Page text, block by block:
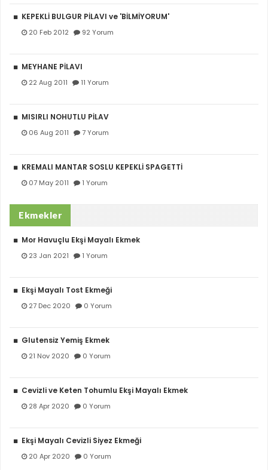
KEPEKLİ BULGUR PİLAVI ve 'BİLMİYORUM'
20 Feb 2012 92 Yorum
MEYHANE PİLAVI
22 Aug 2011 11 Yorum
MISIRLI NOHUTLU PİLAV
06 Aug 2011 7 Yorum
KREMALI MANTAR SOSLU KEPEKLİ SPAGETTİ
07 May 2011 1 Yorum
Ekmekler
Mor Havuçlu Ekşi Mayalı Ekmek
23 Jan 2021 1 Yorum
Ekşi Mayalı Tost Ekmeği
27 Dec 2020 0 Yorum
Glutensiz Yemiş Ekmek
21 Nov 2020 0 Yorum
Cevizli ve Keten Tohumlu Ekşi Mayalı Ekmek
28 Apr 2020 0 Yorum
Ekşi Mayalı Cevizli Siyez Ekmeği
20 Apr 2020 0 Yorum